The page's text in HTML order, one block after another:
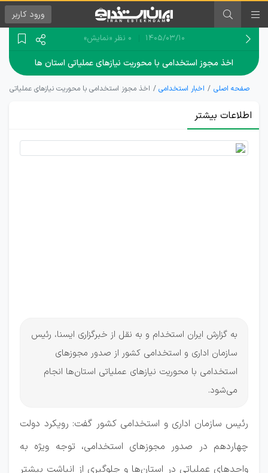
ورود کاربر
۱۴۰۵/۰۳/۱۰ 0 نظر «نمایش»
اخذ مجوز استخدامی با محوریت نیازهای عملیاتی استان ها
صفحه اصلی اخبار استخدامی اخذ مجوز استخدامی با محوریت نیازهای عملیاتی
اطلاعات بیشتر
اصلاح
به گزارش ایران استخدام و به نقل از خبرگزاری ایسنا، رئیس
سازمان اداری و استخدامی کشور از صدور مجوزهای
استخدامی با محوریت نیازهای عملیاتی استان‌ها انجام
می‌شود.
رئیس سازمان اداری و استخدامی کشور گفت: رویکرد دولت
چهاردهم در صدور مجوزهای استخدامی، توجه ویژه به
واحدهای عملیاتی در استان‌ها و جلوگیری از انباشت بیشتر